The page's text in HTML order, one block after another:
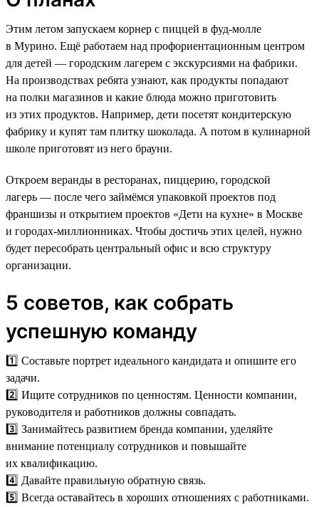
Этим летом запускаем корнер с пиццей в фуд-молле
в Мурино. Ещё работаем над профориентационным центром
для детей — городским лагерем с экскурсиями на фабрики.
На производствах ребята узнают, как продукты попадают
на полки магазинов и какие блюда можно приготовить
из этих продуктов. Например, дети посетят кондитерскую
фабрику и купят там плитку шоколада. А потом в кулинарной
школе приготовят из него брауни.
Откроем веранды в ресторанах, пиццерию, городской
лагерь — после чего займёмся упаковкой проектов под
франшизы и открытием проектов «Дети на кухне» в Москве
и городах-миллионниках. Чтобы достичь этих целей, нужно
будет пересобрать центральный офис и всю структуру
организации.
5 советов, как собрать
успешную команду
1️⃣ Составьте портрет идеального кандидата и опишите его
задачи.
2️⃣ Ищите сотрудников по ценностям. Ценности компании,
руководителя и работников должны совпадать.
3️⃣ Занимайтесь развитием бренда компании, уделяйте
внимание потенциалу сотрудников и повышайте
их квалификацию.
4️⃣ Давайте правильную обратную связь.
5️⃣ Всегда оставайтесь в хороших отношениях с работниками.